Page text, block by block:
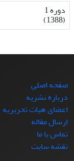
دوره 1
(1388)
صفحه اصلی
درباره نشریه
اعضای هیات تحریریه
ارسال مقاله
تماس با ما
نقشه سایت